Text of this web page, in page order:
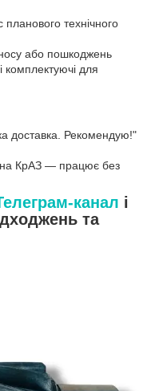
планового технічного
або пошкоджень
комплектуючі для
доставка. Рекомендую!"
на КрАЗ — працює без
канал і
та